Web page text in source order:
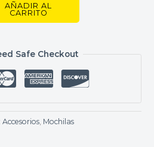
AÑADIR AL
CARRITO
Safe Checkout
Accesorios, Mochilas